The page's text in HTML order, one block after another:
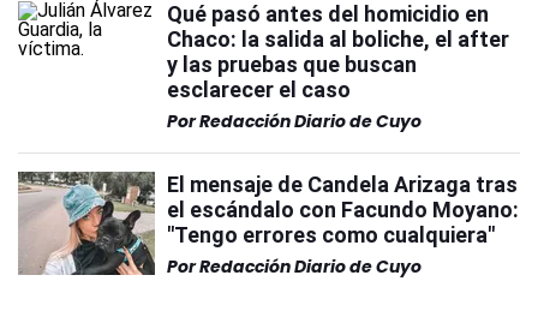
Qué pasó antes del homicidio en
Chaco: la salida al boliche, el after
y las pruebas que buscan
esclarecer el caso
PorRedacción Diario de Cuyo
El mensaje de Candela Arizaga tras
el escándalo con Facundo Moyano:
"Tengo errores como cualquiera"
PorRedacción Diario de Cuyo